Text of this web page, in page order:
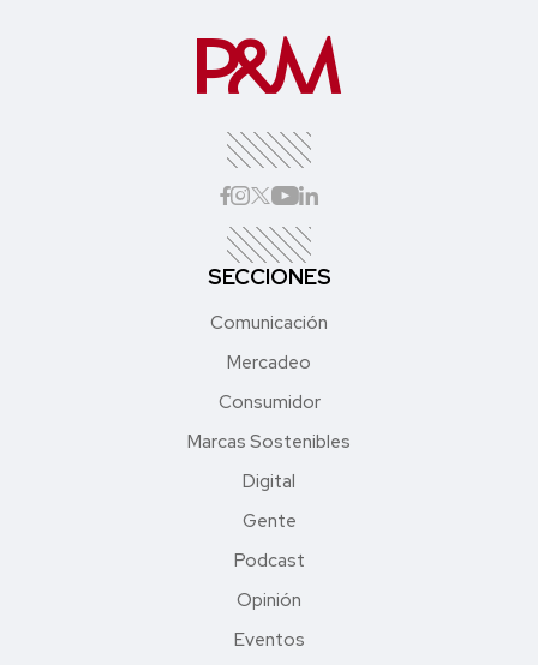
SECCIONES
Comunicación
Mercadeo
Consumidor
Marcas Sostenibles
Digital
Gente
Podcast
Opinión
Eventos